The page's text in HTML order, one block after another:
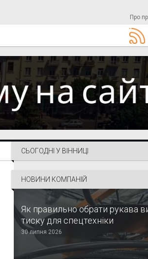
Про
СЬОГОДНІ У ВІННИЦІ
НОВИНИ КОМПАНІЙ
Як правильно обрати рукава
тиску для спецтехніки
30 липня 2026